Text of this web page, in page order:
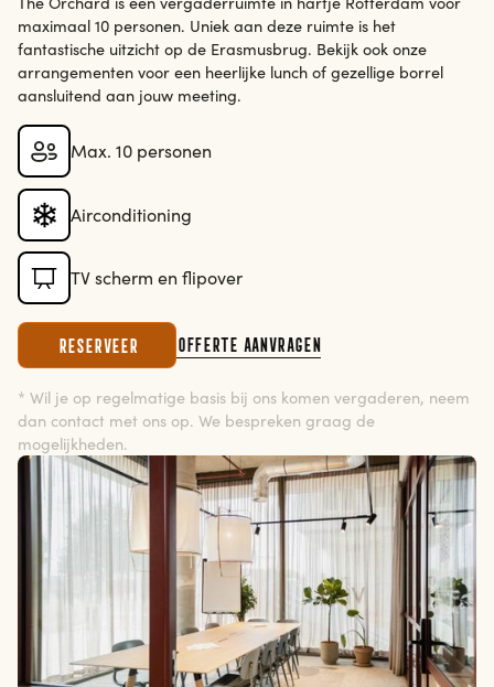
maximaal 10 personen. Uniek aan deze ruimte is het
fantastische uitzicht op de Erasmusbrug. Bekijk ook onze
arrangementen voor een heerlijke lunch of gezellige borrel
aansluitend aan jouw meeting.
Max. 10 personen
Airconditioning
TV scherm en flipover
Reserveer Offerte aanvragen
* Wil je op regelmatige basis bij ons komen vergaderen, neem
dan contact met ons op. We bespreken graag de
mogelijkheden.